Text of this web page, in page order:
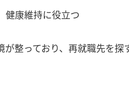
健康維持に役立つ
整っており、再就職先を探